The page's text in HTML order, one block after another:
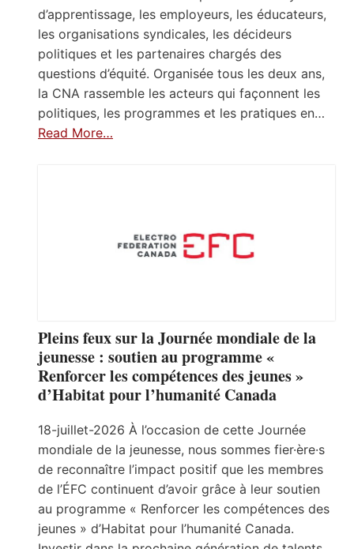
d’apprentissage, les employeurs, les éducateurs,
les organisations syndicales, les décideurs
politiques et les partenaires chargés des
questions d’équité. Organisée tous les deux ans,
la CNA rassemble les acteurs qui façonnent les
politiques, les programmes et les pratiques en…
Read More…
Pleins feux sur la Journée mondiale de la
jeunesse : soutien au programme «
Renforcer les compétences des jeunes »
d’Habitat pour l’humanité Canada
18-juillet-2026 À l’occasion de cette Journée
mondiale de la jeunesse, nous sommes fier·ère·s
de reconnaître l’impact positif que les membres
de l’ÉFC continuent d’avoir grâce à leur soutien
au programme « Renforcer les compétences des
jeunes » d’Habitat pour l’humanité Canada.